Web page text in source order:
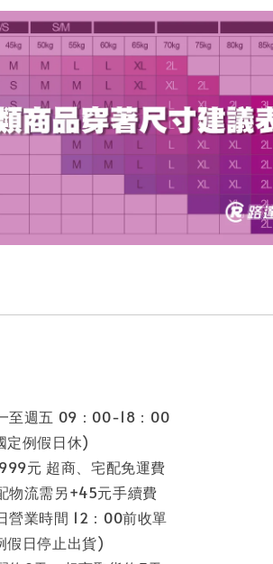
至週五 09：00-18：00
日休)
元 超商、宅配免運費
流需另+45元手續費
業時間 12：00前收單
止出貨)